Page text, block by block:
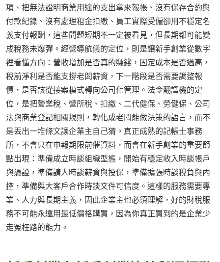
項、把無法證明商業用途的支出拿來報帳、沒有保存合約與
付款紀錄、沒有處理租金扣繳、員工實際受僱卻用不穩定名
義支付報酬，這些問題短期不一定被看見，但長期都可能變
成稅務未爆彈。經營導航儀的定位，則是讓新手創業從數字
裡看懂方向：營收增加是否真的賺錢，固定成本是否過高，
稅前淨利是否能支撐老闆薪資，下一階段是否需要調整報
價，是否該從接案模式轉向公司化管理。法令翻譯機的定
位，是把營業稅、營所稅、扣繳、二代健保、勞健保、公司
法與商業登記相關規則，轉化成老闆能做決策的語言，而不
是丟出一堆條文讓企業主自己猜。真正成熟的記帳士事務
所，不會只在申報期限前催資料，而會在新手創業的重要節
點出現：準備成立時談組織型態，開始有穩定收入時談帳戶
與憑證，準備請人時談薪資與投保，準備擴張時談稅負與內
控，準備與大客戶合作時談文件可信度。這樣的服務需要專
業、人力與長期主義，因此企業主也必須理解，好的財稅服
務不可能永遠用最低價格購買，因為你真正買到的是企業少
走冤枉路的能力。